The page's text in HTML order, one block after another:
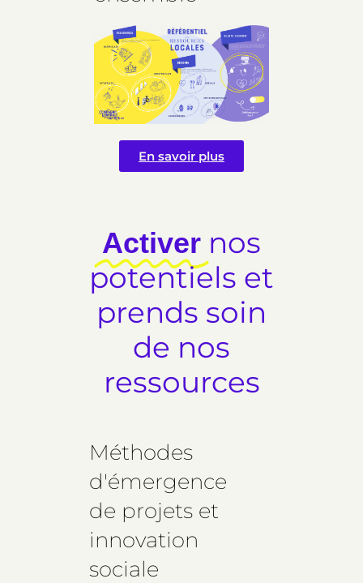
En savoir plus
Activer nos
potentiels et
prends soin
de nos
ressources
Méthodes
d'émergence
de projets et
innovation
sociale